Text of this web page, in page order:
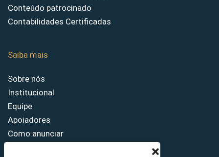
Conteúdo patrocinado
Contabilidades Certificadas
Saiba mais
Sobre nós
Institucional
Equipe
Apoiadores
Como anunciar